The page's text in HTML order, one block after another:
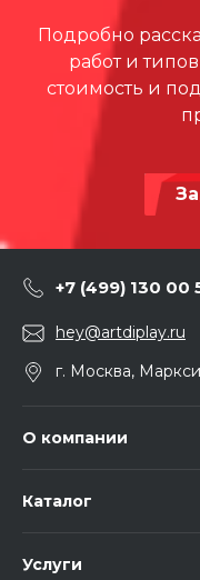
Подробно
работ и
стоимость и
+7 (499) 130 00
hey@artdiplay.ru
г. Москва,
О компании
Каталог
Услуги